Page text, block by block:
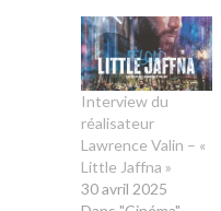
Interview du
réalisateur
Lawrence Valin – «
Little Jaffna »
30 avril 2025